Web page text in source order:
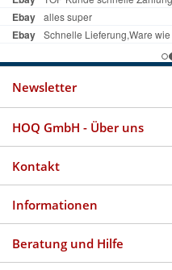
Newsletter
HOQ GmbH - Über uns
Kontakt
Informationen
Beratung und Hilfe